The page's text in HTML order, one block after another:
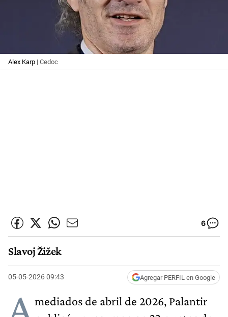
Alex Karp | Cedoc
6
Slavoj Žižek
05-05-2026 09:43 Agregar PERFIL en Google
mediados de abril de 2026, Palantir